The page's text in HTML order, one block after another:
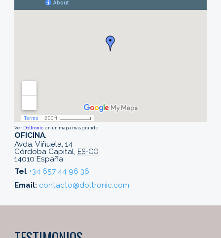
Ver Doltronicen un mapa más grande
OFICINA:
Avda. Viñuela, 14
Córdoba Capital, ES-CO
14010 España
Tel +34 657 44 96 36
Email: contacto@doltronic.com